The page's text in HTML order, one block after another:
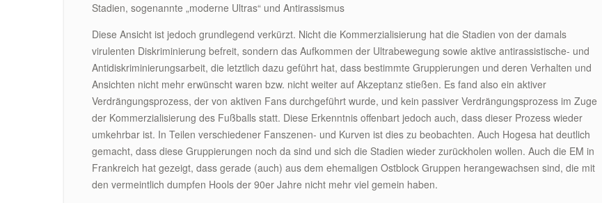
Stadien, sogenannte „moderne Ultras“ und Antirassismus
Diese Ansicht ist jedoch grundlegend verkürzt. Nicht die Kommerzialisierung hat die Stadien von der damals
virulenten Diskriminierung befreit, sondern das Aufkommen der Ultrabewegung sowie aktive antirassistische- und
Antidiskriminierungsarbeit, die letztlich dazu geführt hat, dass bestimmte Gruppierungen und deren Verhalten und
Ansichten nicht mehr erwünscht waren bzw. nicht weiter auf Akzeptanz stießen. Es fand also ein aktiver
Verdrängungsprozess, der von aktiven Fans durchgeführt wurde, und kein passiver Verdrängungsprozess im Zuge
der Kommerzialisierung des Fußballs statt. Diese Erkenntnis offenbart jedoch auch, dass dieser Prozess wieder
umkehrbar ist. In Teilen verschiedener Fanszenen- und Kurven ist dies zu beobachten. Auch Hogesa hat deutlich
gemacht, dass diese Gruppierungen noch da sind und sich die Stadien wieder zurückholen wollen. Auch die EM in
Frankreich hat gezeigt, dass gerade (auch) aus dem ehemaligen Ostblock Gruppen herangewachsen sind, die mit
den vermeintlich dumpfen Hools der 90er Jahre nicht mehr viel gemein haben.